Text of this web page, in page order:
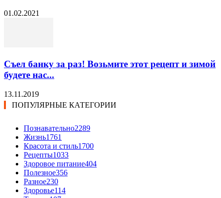
01.02.2021
Съел банку за раз! Возьмите этот рецепт и зимой
будете нас...
13.11.2019
ПОПУЛЯРНЫЕ КАТЕГОРИИ
Познавательно2289
Жизнь1761
Красота и стиль1700
Рецепты1033
Здоровое питание404
Полезное356
Разное230
Здоровье114